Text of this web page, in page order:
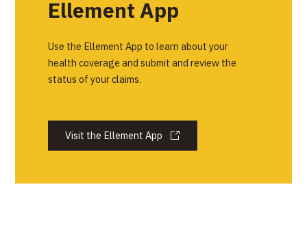
Ellement App
Use the Ellement App to learn about your
health coverage and submit and review the
status of your claims.
Visit the Ellement App